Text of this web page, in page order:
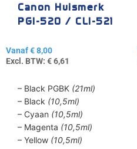
Canon Huismerk
PGI-520 / CLI-521
Vanaf€8,00
Excl. BTW: €6,61
– Black PGBK (21ml)
– Black (10,5ml)
– Cyaan (10,5ml)
– Magenta (10,5ml)
– Yellow (10,5ml)
worden
productpagina